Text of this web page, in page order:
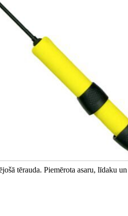
tērauda. Piemērota asaru, līdaku